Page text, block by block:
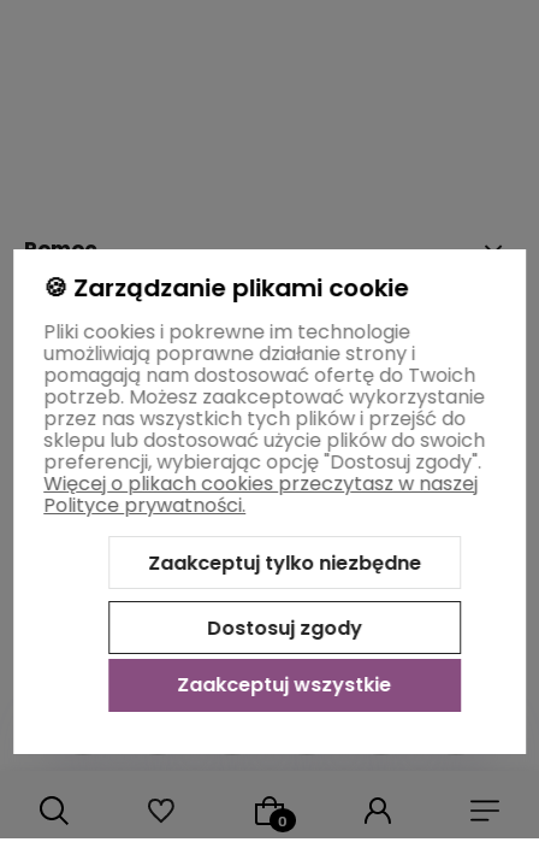
Pomoc
Moje konto
Płatności i dostawa
Informacje
3.0™
od GrowCommerce
🍪 Zarządzanie plikami cookie
Pliki cookies i pokrewne im technologie
umożliwiają poprawne działanie strony i
pomagają nam dostosować ofertę do Twoich
potrzeb. Możesz zaakceptować wykorzystanie
przez nas wszystkich tych plików i przejść do
sklepu lub dostosować użycie plików do swoich
preferencji, wybierając opcję "Dostosuj zgody".
Więcej o plikach cookies przeczytasz w naszej
Polityce prywatności.
Zaakceptuj tylko niezbędne
Dostosuj zgody
Zaakceptuj wszystkie